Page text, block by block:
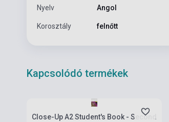
Nyelv Angol
Korosztály felnőtt
Kapcsolódó termékek
Close-Up A2 Student's Book - Second